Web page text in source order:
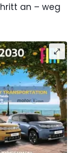
an – weg